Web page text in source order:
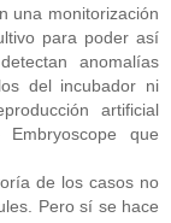
una monitorización
para poder así
anomalías
del incubador ni
artificial
que
de los casos no
Pero sí se hace